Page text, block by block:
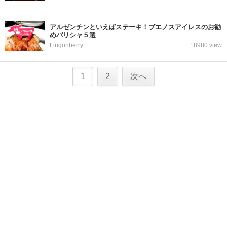
アルゼンチンといえばステーキ！ブエノスアイレスのお勧
めパリシャ５選
Lingonberry 18980 view
1 2 次へ